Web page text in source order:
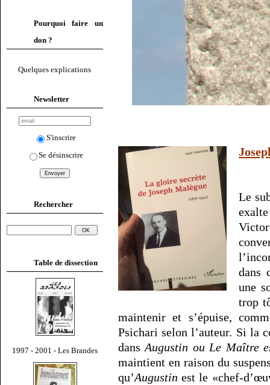
Pourquoi faire un
don ?
Quelques explications
Newsletter
S'inscrire
Se désinscrire
Rechercher
Table de dissection
1997 - 2001 - Les Brandes
Le
dans
une
trop
maintenir et s’épuise,
Psichari selon l’auteur. Si la
dansAugustin ou Le Maître
maintient en raison du
qu’Augustin est le «chef-